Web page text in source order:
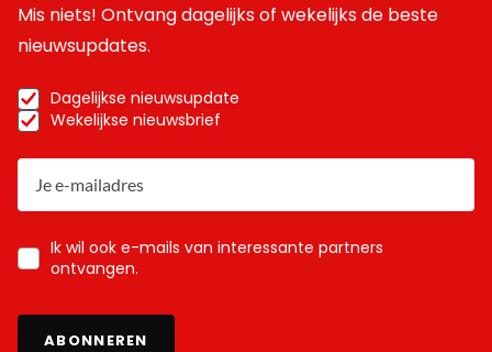
Mis niets! Ontvang dagelijks of wekelijks de beste
nieuwsupdates.
Dagelijkse nieuwsupdate
Wekelijkse nieuwsbrief
Ik wil ook e-mails van interessante partners
ontvangen.
ABONNEREN